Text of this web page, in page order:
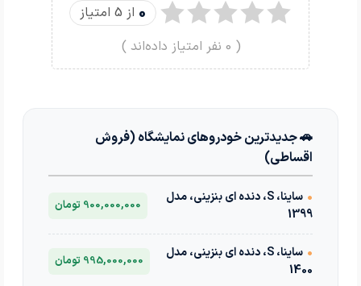
0 از 5 امتیاز
(
0 نفر امتیاز داده‌اند )
🚗 جدیدترین خودروهای نمایشگاه (فروش
اقساطی)
•
ساینا، S، دنده ای بنزینی، مدل
1399
900,000,000 تومان
•
ساینا، S، دنده ای بنزینی، مدل
1400
995,000,000 تومان